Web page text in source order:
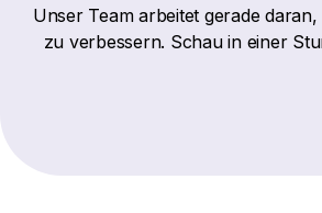
Unser Team arbeitet gerade
zu verbessern. Schau in einer